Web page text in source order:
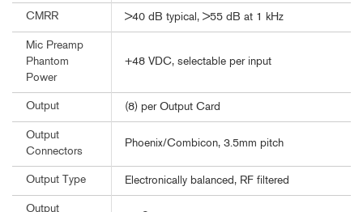
CMRR >40 dB typical, >55 dB at 1 kHz
Mic Preamp
Phantom
Power
+48 VDC, selectable per input
Output (8) per Output Card
Output
Connectors
Phoenix/Combicon, 3.5mm pitch
Output Type Electronically balanced, RF filtered
Output